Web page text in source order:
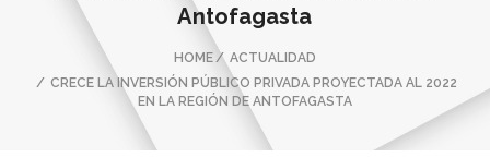
Antofagasta
HOME
ACTUALIDAD
CRECE LA INVERSIÓN PÚBLICO PRIVADA PROYECTADA AL 2022
EN LA REGIÓN DE ANTOFAGASTA